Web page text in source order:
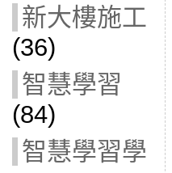
新大樓施工
(36)
智慧學習
(84)
智慧學習學